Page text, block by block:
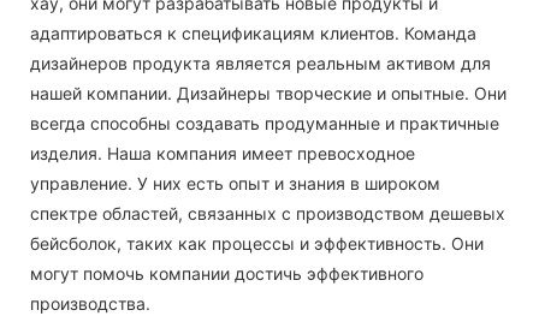
адаптироваться к спецификациям клиентов. Команда
дизайнеров продукта является реальным активом для
нашей компании. Дизайнеры творческие и опытные. Они
всегда способны создавать продуманные и практичные
изделия. Наша компания имеет превосходное
управление. У них есть опыт и знания в широком
спектре областей, связанных с производством дешевых
бейсболок, таких как процессы и эффективность. Они
могут помочь компании достичь эффективного
производства.